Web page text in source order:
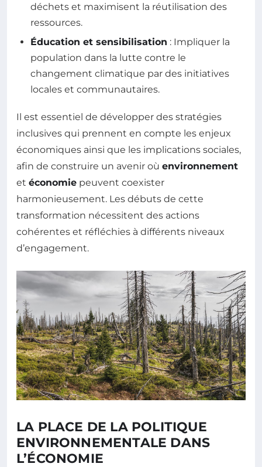
déchets et maximisent la réutilisation des
ressources.
Éducation et sensibilisation : Impliquer la
population dans la lutte contre le
changement climatique par des initiatives
locales et communautaires.
Il est essentiel de développer des stratégies
inclusives qui prennent en compte les enjeux
économiques ainsi que les implications sociales,
afin de construire un avenir où environnement
et économie peuvent coexister
harmonieusement. Les débuts de cette
transformation nécessitent des actions
cohérentes et réfléchies à différents niveaux
d’engagement.
LA PLACE DE LA POLITIQUE
ENVIRONNEMENTALE DANS
L’ÉCONOMIE